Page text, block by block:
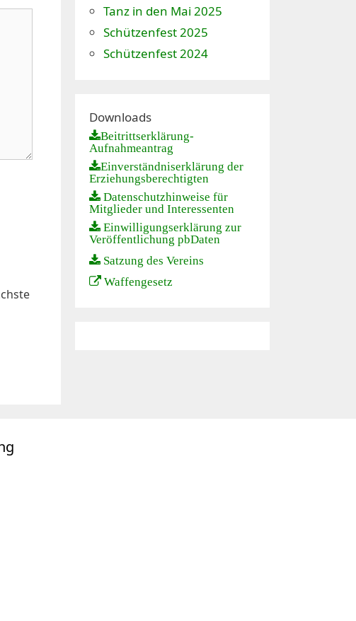
Tanz in den Mai 2025
Schützenfest 2025
Schützenfest 2024
Downloads
Beitrittserklärung-
Aufnahmeantrag
Einverständniserklärung der
Erziehungsberechtigten
Datenschutzhinweise für
Mitglieder und Interessenten
Einwilligungserklärung zur
Veröffentlichung pbDaten
Satzung des Vereins
Waffengesetz